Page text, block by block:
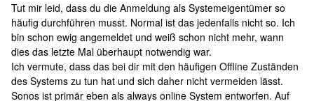
Tut mir leid, dass du die Anmeldung als Systemeigentümer so
häufig durchführen musst. Normal ist das jedenfalls nicht so. Ich
bin schon ewig angemeldet und weiß schon nicht mehr, wann
dies das letzte Mal überhaupt notwendig war.
Ich vermute, dass das bei dir mit den häufigen Offline Zuständen
des Systems zu tun hat und sich daher nicht vermeiden lässt.
Sonos ist primär eben als always online System entworfen. Auf